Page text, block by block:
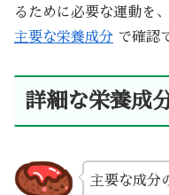
るために必要な運動を
主要な栄養成分 で確認
詳細な栄養成
主要な成分